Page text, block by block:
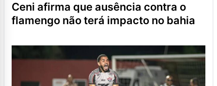
ceni afirma que ausência contra o
flamengo não terá impacto no bahia